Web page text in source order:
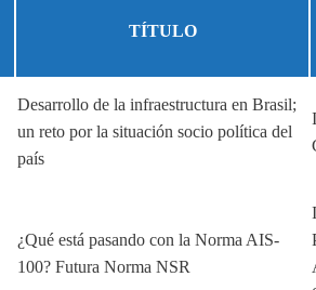
TÍTULO
Desarrollo de la infraestructura en Brasil;
un reto por la situación socio política del
país
¿Qué está pasando con la Norma AIS-
100? Futura Norma NSR